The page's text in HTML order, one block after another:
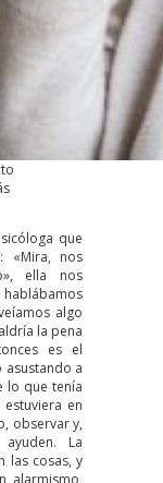
que
«Mira, nos
ella nos
algo
la pena
es el
a
lo que tenía
en
observar y,
La
las cosas, y
alarmismo,